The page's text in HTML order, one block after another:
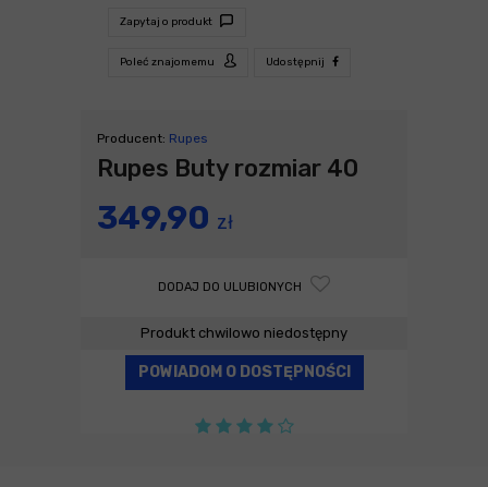
Zapytaj o produkt
Poleć znajomemu Udostępnij
Producent: Rupes
Rupes Buty rozmiar 40
349,90 zł
DODAJ DO ULUBIONYCH
Produkt chwilowo niedostępny
POWIADOM O DOSTĘPNOŚCI